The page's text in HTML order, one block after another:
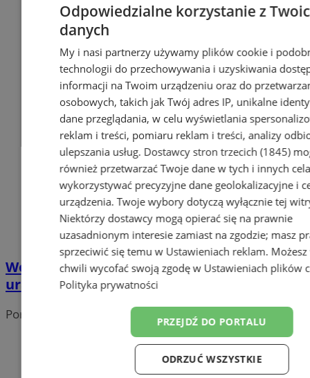
Wodzisławski policjant odznaczony za
uratowanie życia mężczyzny
Portal należy do sieci
Odpowiedzialne korzystanie z
danych
My i nasi partnerzy używamy plików cookie i
technologii do przechowywania i uzyskiwania
informacji na Twoim urządzeniu oraz do
osobowych, takich jak Twój adres IP, unikalne
dane przeglądania, w celu wyświetlania
reklam i treści, pomiaru reklam i treści, analizy
ulepszania usług. Dostawcy stron trzecich (1845)
również przetwarzać Twoje dane w tych i innych
wykorzystywać precyzyjne dane geolokalizacyjne i
urządzenia. Twoje wybory dotyczą wyłącznie tej
Niektórzy dostawcy mogą opierać się na prawnie
uzasadnionym interesie zamiast na zgodzie; masz
sprzeciwić się temu w Ustawieniach reklam.
chwili wycofać swoją zgodę w Ustawieniach plików
Polityka prywatności
PRZEJDŹ DO PORTALU
ODRZUĆ WSZYSTKIE